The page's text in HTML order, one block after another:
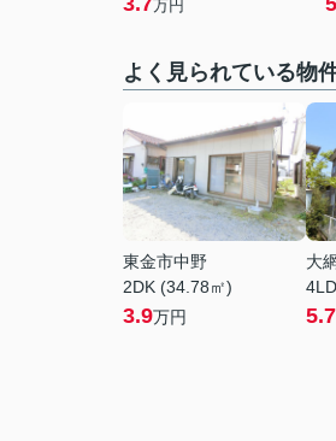
万円
よく見られている物
東金市中野
2DK (34.78㎡)
3.9万円
大
5.7